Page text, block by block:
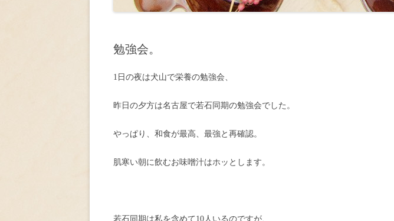
勉強会。
1日の夜は犬山で栄養の勉強会、
昨日の夕方は名古屋で若石同期の勉強会でした。
やっぱり、和食が最高、最強と再確認。
肌寒い朝に飲むお味噌汁はホッとします。
若石同期は私を含めて10人いるのですが、